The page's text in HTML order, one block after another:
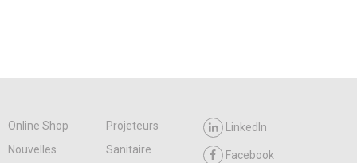
Online Shop
Projeteurs
Nouvelles
Sanitaire
LinkedIn
Facebook